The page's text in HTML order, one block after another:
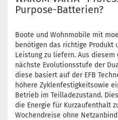
Purpose-Batterien?
Boote und Wohnmobile mit
benötigen das richtige Produkt
Leistung zu liefern. Aus diesem
nächste Evolutionsstufe der
diese basiert auf der EFB
höhere Zyklenfestigkeitsowie
Betrieb im Teilladezustand.
die Energie für Kurzaufenthalt
Wochendreise ohne